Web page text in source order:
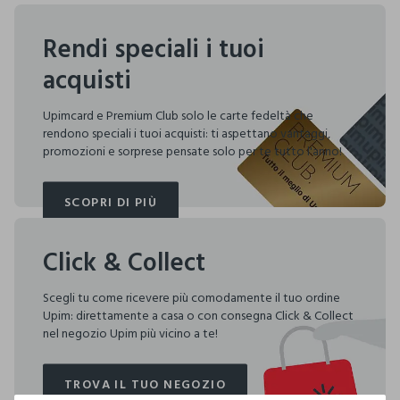
Rendi speciali i tuoi
acquisti
Upimcard e Premium Club solo le carte fedeltà che
rendono speciali i tuoi acquisti: ti aspettano vantaggi,
promozioni e sorprese pensate solo per te tutto l'anno!
SCOPRI DI PIÙ
SCOPRI DI PIÙ
Click & Collect
Scegli tu come ricevere più comodamente il tuo ordine
Upim: direttamente a casa o con consegna Click & Collect
nel negozio Upim più vicino a te!
TROVA IL TUO NEGOZIO
TROVA IL TUO NEGOZIO